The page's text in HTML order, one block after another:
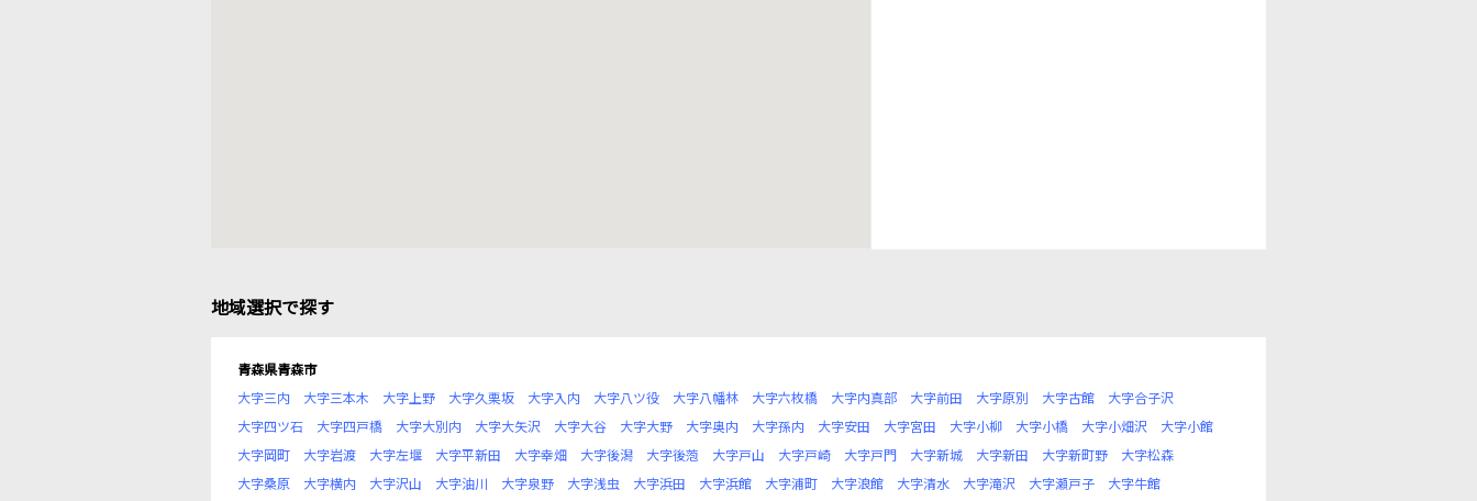
地域選択で探す
青森県青森市
大字三内
大字三本木 大字上野 大字久栗坂 大字入内 大字八ツ役 大字八幡林 大字六枚橋 大字内真部 大字前田 大字原別 大字古館
大字合子沢
大字四ツ石
大字四戸橋 大字大別内 大字大矢沢 大字大谷 大字大野 大字奥内 大字孫内 大字安田 大字宮田 大字小柳 大字小橋 大字小畑沢
大字小館
大字岡町
大字岩渡 大字左堰 大字平新田 大字幸畑 大字後潟 大字後萢 大字戸山 大字戸崎 大字戸門 大字新城 大字新田 大字新町野
大字松森
大字桑原
大字横内 大字沢山 大字油川 大字泉野 大字浅虫 大字浜田 大字浜館 大字浦町 大字浪館 大字清水 大字滝沢 大字瀬戸子
大字牛館